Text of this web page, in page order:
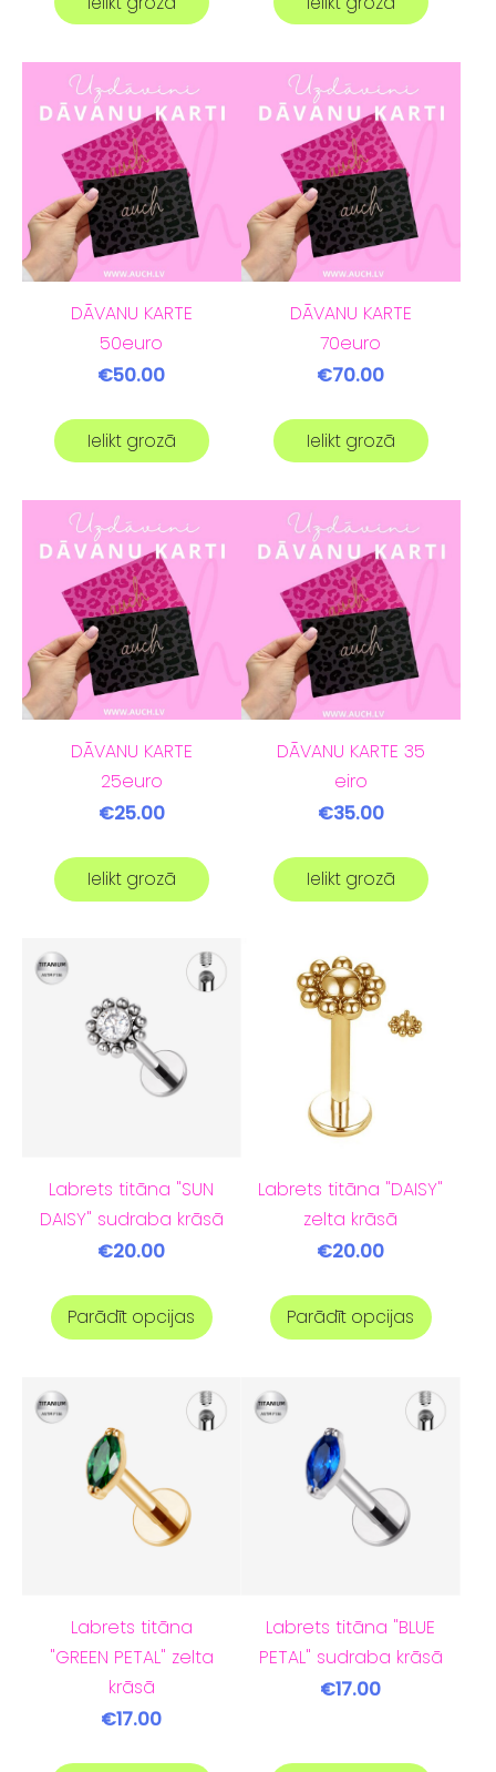
DĀVANU KARTE
50euro
€50.00
Ielikt grozā
DĀVANU KARTE
70euro
€70.00
Ielikt grozā
DĀVANU KARTE
25euro
€25.00
Ielikt grozā
DĀVANU KARTE 35
eiro
€35.00
Ielikt grozā
Labrets titāna "SUN
DAISY" sudraba krāsā
€20.00
Parādīt opcijas
Labrets titāna "DAISY"
zelta krāsā
€20.00
Parādīt opcijas
Labrets titāna
"GREEN PETAL" zelta
krāsā
€17.00
Labrets titāna "BLUE
PETAL" sudraba krāsā
€17.00